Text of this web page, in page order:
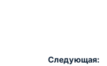
Следующая: